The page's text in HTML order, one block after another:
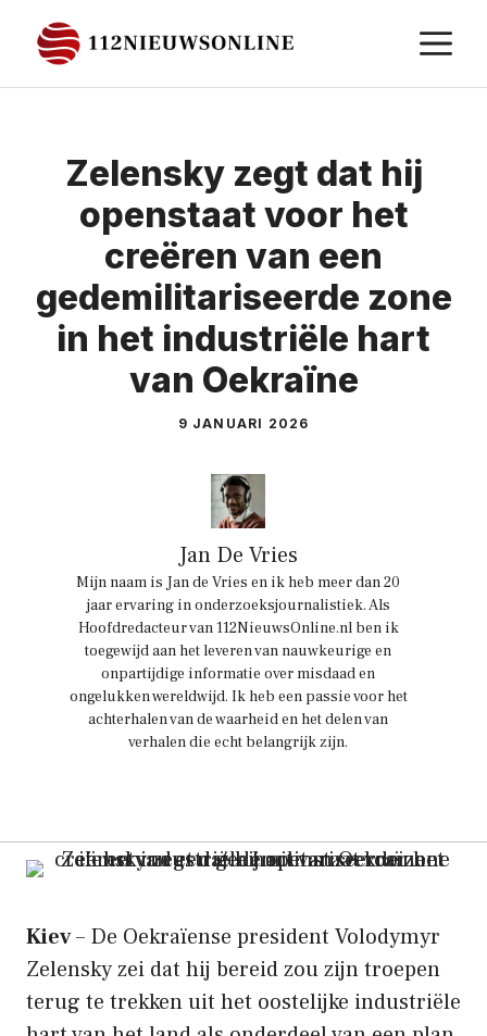
naar
de
Zelensky zegt dat hij
openstaat voor het
creëren van een
gedemilitariseerde zone
in het industriële hart
van Oekraïne
9 JANUARI 2026
Jan De Vries
Mijn naam is Jan de Vries en ik heb meer dan 20
jaar ervaring in onderzoeksjournalistiek. Als
Hoofdredacteur van 112NieuwsOnline.nl ben ik
toegewijd aan het leveren van nauwkeurige en
onpartijdige informatie over misdaad en
ongelukken wereldwijd. Ik heb een passie voor het
achterhalen van de waarheid en het delen van
verhalen die echt belangrijk zijn.
Kiev– De Oekraïense president Volodymyr
Zelensky zei dat hij bereid zou zijn troepen
terug te trekken uit het oostelijke industriële